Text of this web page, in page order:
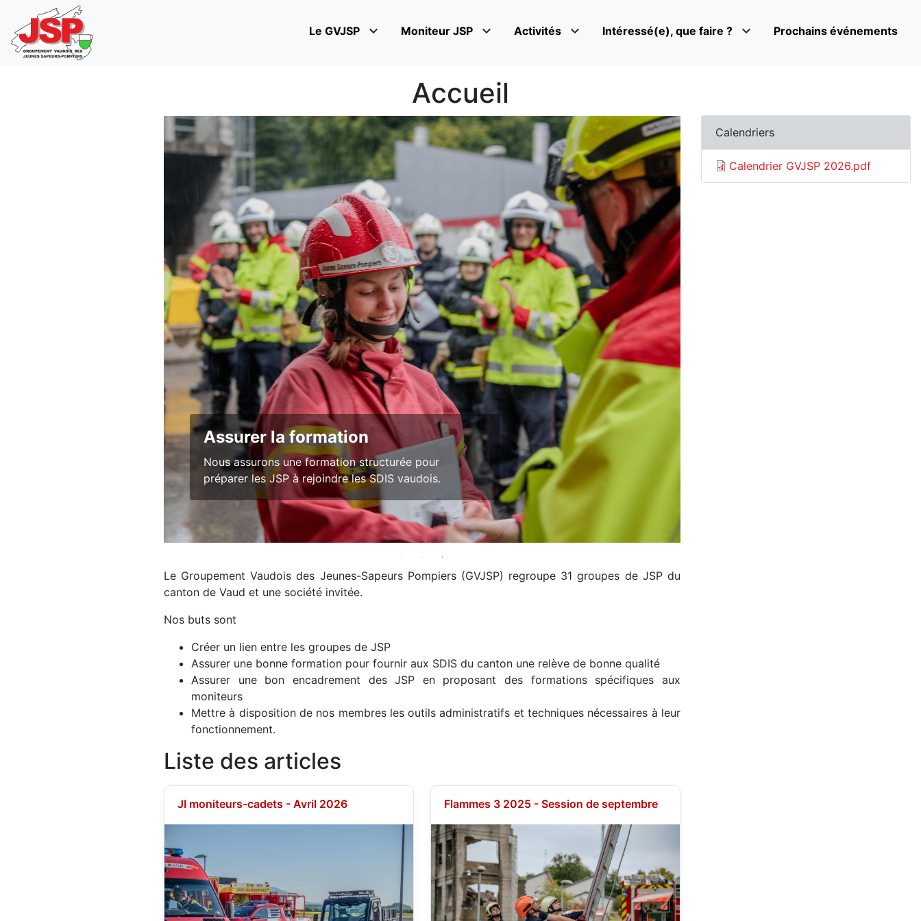
Le GVJSP expand_more Moniteur JSP expand_more Activités expand_more Intéressé(e), que faire ? expand_more Prochains événements
Accueil
Un appui concret
Des outils, du matériel et un encadrement pour aider
chaque société JSP à évoluer.
Le Groupement Vaudois des Jeunes-Sapeurs Pompiers (GVJSP) regroupe 31 groupes de JSP du
canton de Vaud et une société invitée.
Nos buts sont
Créer un lien entre les groupes de JSP
Assurer une bonne formation pour fournir aux SDIS du canton une relève de bonne qualité
Assurer une bon encadrement des JSP en proposant des formations spécifiques aux
moniteurs
Mettre à disposition de nos membres les outils administratifs et techniques nécessaires à leur
fonctionnement.
Liste des articles
JI moniteurs-cadets - Avril 2026 Flammes 3 2025 - Session de septembre
Calendriers
Calendrier GVJSP 2026.pdf